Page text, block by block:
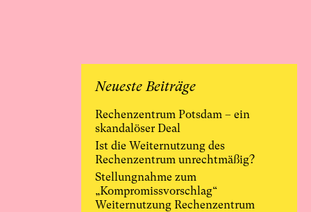
Neueste Beiträge
Rechenzentrum Potsdam – ein
skandalöser Deal
Ist die Weiternutzung des
Rechenzentrum unrechtmäßig?
Stellungnahme zum
„Kompromissvorschlag“
Weiternutzung Rechenzentrum